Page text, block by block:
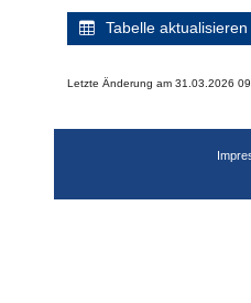
Tabelle aktualisieren
Letzte Änderung am 31.03.2026